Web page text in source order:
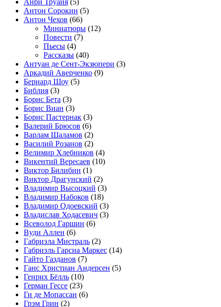
Антон Сорокин (5)
Антон Чехов (66)
Миниатюры (12)
Повести (7)
Пьесы (4)
Рассказы (40)
Антуан де Сент-Экзюпери (3)
Аркадий Аверченко (9)
Бернард Шоу (5)
Библия (3)
Борис Бета (3)
Борис Виан (3)
Борис Пастернак (3)
Валерий Брюсов (6)
Варлам Шаламов (2)
Василий Розанов (2)
Велимир Хлебников (4)
Викентий Вересаев (10)
Виктор Билибин (1)
Виктор Драгунский (2)
Владимир Высоцкий (3)
Владимир Набоков (18)
Владимир Одоевский (3)
Владислав Ходасевич (3)
Всеволод Гаршин (6)
Вуди Аллен (6)
Габриэла Мистраль (2)
Габриэль Гарсиа Маркес (14)
Гайто Газданов (7)
Ганс Христиан Андерсен (5)
Генрих Бёлль (10)
Герман Гессе (23)
Ги де Мопассан (6)
Грэм Грин (2)